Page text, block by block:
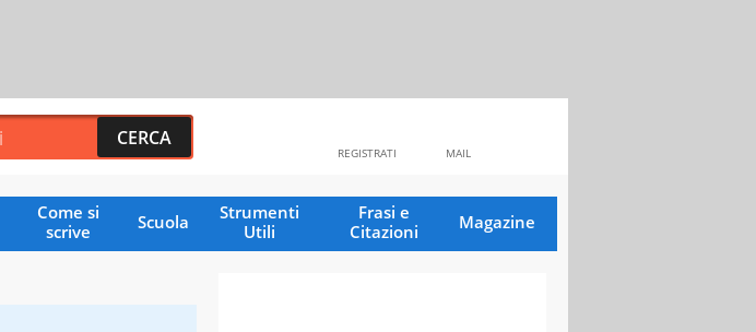
MAIL
REGISTRATI
Come si
scrive
Scuola
Strumenti
Utili
Frasi e
Citazioni
Magazine